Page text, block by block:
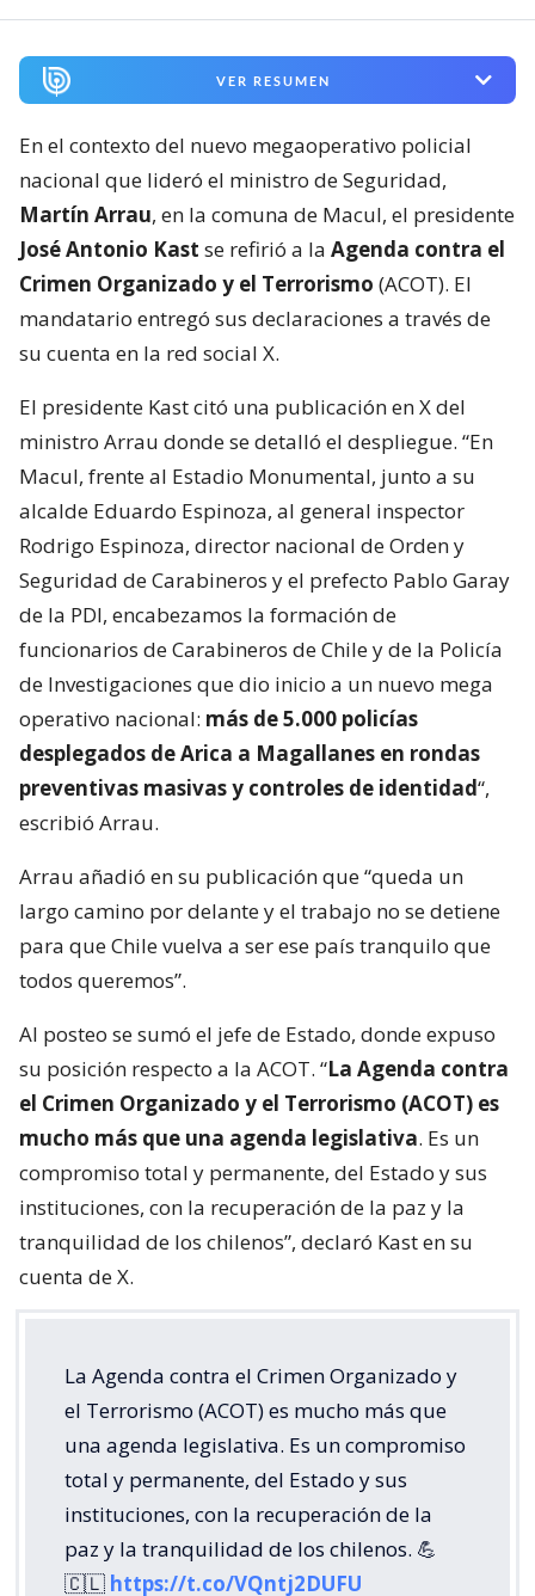
VER RESUMEN
En el contexto del nuevo megaoperativo policial
nacional que lideró el ministro de Seguridad,
Martín Arrau, en la comuna de Macul, el presidente
José Antonio Kast se refirió a la Agenda contra el
Crimen Organizado y el Terrorismo (ACOT). El
mandatario entregó sus declaraciones a través de
su cuenta en la red social X.
El presidente Kast citó una publicación en X del
ministro Arrau donde se detalló el despliegue. “En
Macul, frente al Estadio Monumental, junto a su
alcalde Eduardo Espinoza, al general inspector
Rodrigo Espinoza, director nacional de Orden y
Seguridad de Carabineros y el prefecto Pablo Garay
de la PDI, encabezamos la formación de
funcionarios de Carabineros de Chile y de la Policía
de Investigaciones que dio inicio a un nuevo mega
operativo nacional: más de 5.000 policías
desplegados de Arica a Magallanes en rondas
preventivas masivas y controles de identidad“,
escribió Arrau.
Arrau añadió en su publicación que “queda un
largo camino por delante y el trabajo no se detiene
para que Chile vuelva a ser ese país tranquilo que
todos queremos”.
Al posteo se sumó el jefe de Estado, donde expuso
su posición respecto a la ACOT. “La Agenda contra
el Crimen Organizado y el Terrorismo (ACOT) es
mucho más que una agenda legislativa. Es un
compromiso total y permanente, del Estado y sus
instituciones, con la recuperación de la paz y la
tranquilidad de los chilenos”, declaró Kast en su
cuenta de X.
La Agenda contra el Crimen Organizado y
el Terrorismo (ACOT) es mucho más que
una agenda legislativa. Es un compromiso
total y permanente, del Estado y sus
instituciones, con la recuperación de la
paz y la tranquilidad de los chilenos. 💪
🇨🇱 https://t.co/VQntj2DUFU